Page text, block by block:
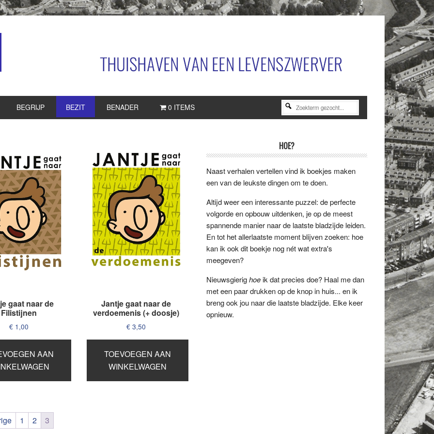
BEGRIJP BEZIT BENADER 0 ITEMS Zoekterm
gezocht...
gaat naar de
Filistijnen
€ 1,00
AAN
Jantje gaat naar de
verdoemenis (+ doosje)
€ 3,50
TOEVOEGEN AAN
WINKELWAGEN
1 2 3
Sidebar
HOE?
Naast verhalen vertellen vind ik boekjes maken
een van de leukste dingen om te doen.
Altijd weer een interessante puzzel: de perfecte
volgorde en opbouw uitdenken, je op de meest
spannende manier naar de laatste bladzijde leiden.
En tot het allerlaatste moment blijven zoeken: hoe
kan ik ook dit boekje nog nét wat extra's
meegeven?
Nieuwsgierighoeik dat precies doe? Haal me dan
met een paar drukken op de knop in huis... en ik
breng ook jou naar die laatste bladzijde. Elke keer
opnieuw.